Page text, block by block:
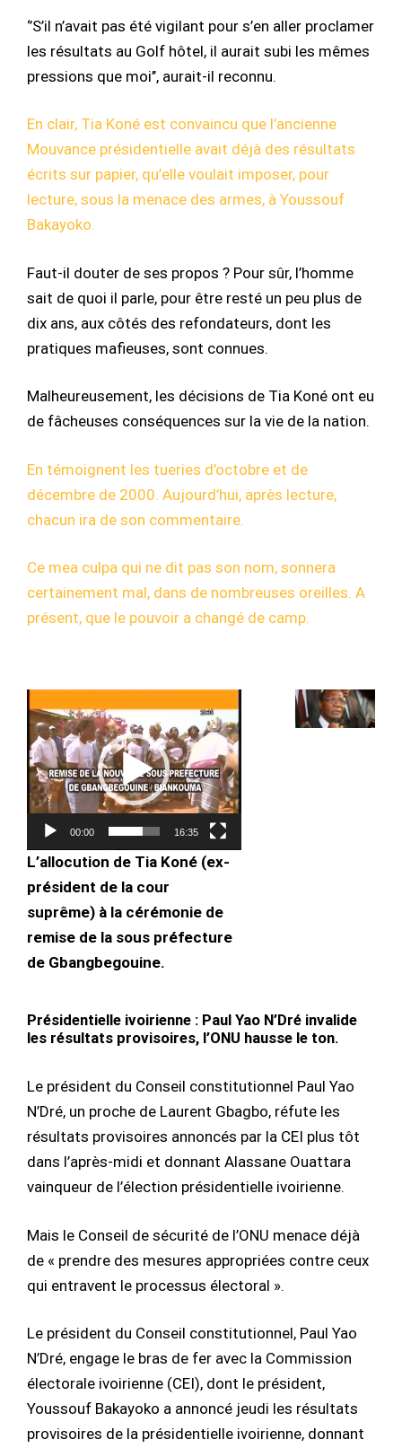
‘’S’il n’avait pas été vigilant pour s’en aller proclamer
les résultats au Golf hôtel, il aurait subi les mêmes
pressions que moi’’, aurait-il reconnu.
En clair, Tia Koné est convaincu que l’ancienne
Mouvance présidentielle avait déjà des résultats
écrits sur papier, qu’elle voulait imposer, pour
lecture, sous la menace des armes, à Youssouf
Bakayoko.
Faut-il douter de ses propos ? Pour sûr, l’homme
sait de quoi il parle, pour être resté un peu plus de
dix ans, aux côtés des refondateurs, dont les
pratiques mafieuses, sont connues.
Malheureusement, les décisions de Tia Koné ont eu
de fâcheuses conséquences sur la vie de la nation.
En témoignent les tueries d’octobre et de
décembre de 2000. Aujourd’hui, après lecture,
chacun ira de son commentaire.
Ce mea culpa qui ne dit pas son nom, sonnera
certainement mal, dans de nombreuses oreilles. A
présent, que le pouvoir a changé de camp.
Lecteur
vidéo
00:00 16:35
L’allocution de Tia Koné (ex-
président de la cour
suprême) à la cérémonie de
remise de la sous préfecture
de Gbangbegouine.
Présidentielle ivoirienne : Paul Yao N’Dré invalide
les résultats provisoires, l’ONU hausse le ton.
Le président du Conseil constitutionnel Paul Yao
N’Dré, un proche de Laurent Gbagbo, réfute les
résultats provisoires annoncés par la CEI plus tôt
dans l’après-midi et donnant Alassane Ouattara
vainqueur de l’élection présidentielle ivoirienne.
Mais le Conseil de sécurité de l’ONU menace déjà
de « prendre des mesures appropriées contre ceux
qui entravent le processus électoral ».
Le président du Conseil constitutionnel, Paul Yao
N’Dré, engage le bras de fer avec la Commission
électorale ivoirienne (CEI), dont le président,
Youssouf Bakayoko a annoncé jeudi les résultats
provisoires de la présidentielle ivoirienne, donnant